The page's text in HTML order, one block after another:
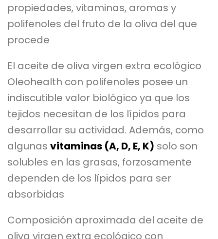
propiedades, vitaminas, aromas y
polifenoles del fruto de la oliva del que
procede
El aceite de oliva virgen extra ecológico
Oleohealth con polifenoles posee un
indiscutible valor biológico ya que los
tejidos necesitan de los lípidos para
desarrollar su actividad. Además, como
algunas vitaminas (A, D, E, K) solo son
solubles en las grasas, forzosamente
dependen de los lípidos para ser
absorbidas
Composición aproximada del aceite de
oliva virgen extra ecológico con